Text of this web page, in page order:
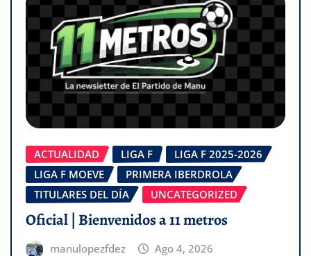
ACTUALIDAD LIGA F
LIGA F 2025-2026
LIGA F MOEVE
PRIMERA IBERDROLA
TITULARES DEL DÍA
UNCATEGORIZED
Oficial | Bienvenidos a 11 metros
manulopezfdez Ago 4, 2026